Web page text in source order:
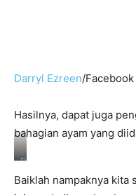
Darryl Ezreen/Facebook
Hasilnya, dapat juga
bahagian ayam yang
D
r
Baiklah nampaknya kita